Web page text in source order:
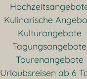
Kulinarische
Kulturangebote
Tagungsangebote
Tourenangebote
Urlaubsreisen ab 6